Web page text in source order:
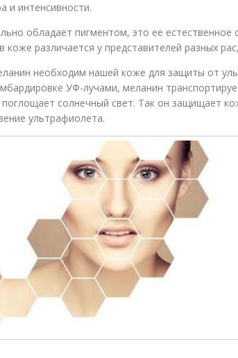
и интенсивности.
обладает пигментом, это ее естественное
коже различается у представителей разных
необходим нашей коже для защиты от
УФ-лучами, меланин
солнечный свет. Так он защищает
ультрафиолета.